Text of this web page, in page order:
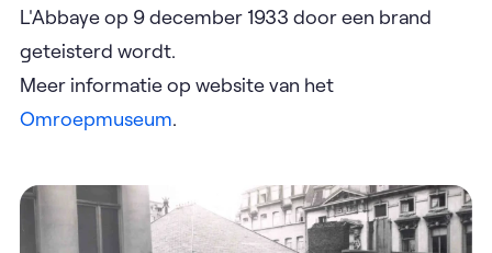
L'Abbaye op 9 december 1933 door een brand
geteisterd wordt.
Meer informatie op website van het
Omroepmuseum.